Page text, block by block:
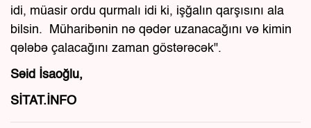
idi, müasir ordu qurmalı idi ki, işğalın qarşısını ala
bilsin. Müharibənin nə qədər uzanacağını və kimin
qələbə çalacağını zaman göstərəcək".
Səid İsaoğlu,
SİTAT.İNFO